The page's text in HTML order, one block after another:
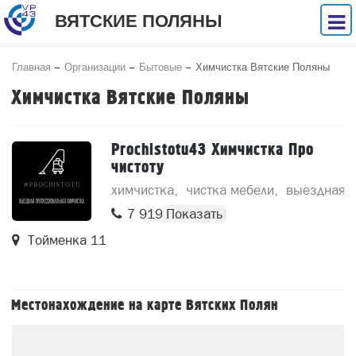
ВЯТСКИЕ ПОЛЯНЫ
Главная Организации Бытовые Химчистка Вятские Поляны
Химчистка Вятские Поляны
Prochistotu43 Химчистка Про
чистоту
химчистка чистка мебели
выездная
7 919 525 7123
Тойменка 11
Местонахождение на карте Вятских Полян